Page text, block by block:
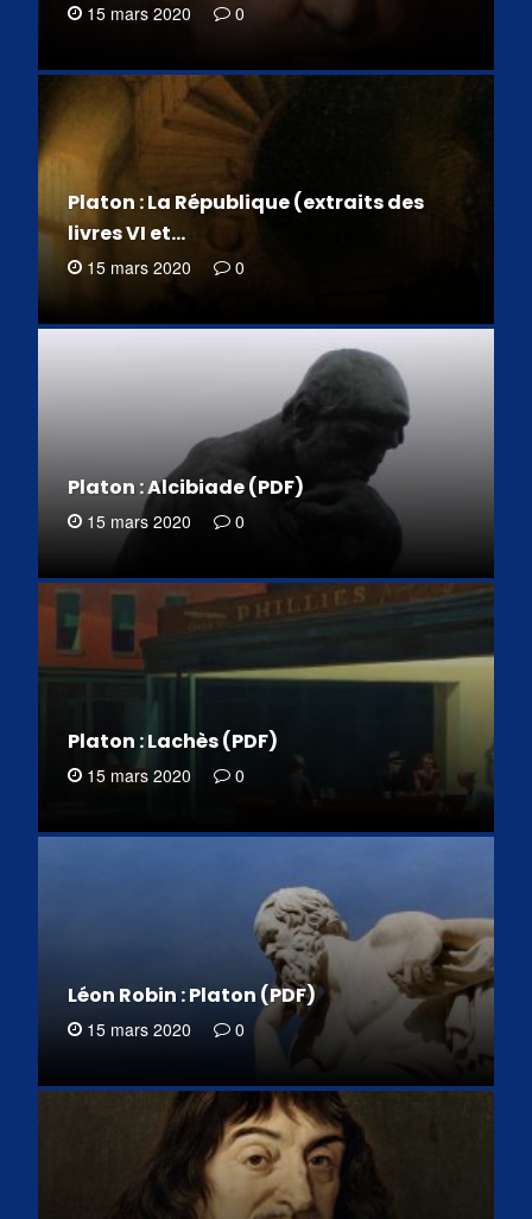
15 mars 2020 0
Platon : La République (extraits des
livres VI et…
15 mars 2020 0
Platon : Alcibiade (PDF)
15 mars 2020 0
Platon : Lachès (PDF)
15 mars 2020 0
Léon Robin : Platon (PDF)
15 mars 2020 0